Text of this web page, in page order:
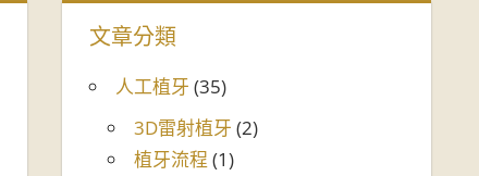
文章分類
人工植牙 (35)
3D雷射植牙 (2)
植牙流程 (1)